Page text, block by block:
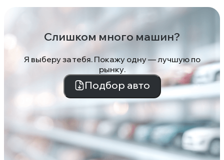
Слишком много машин?
Я выберу за тебя. Покажу одну — лучшую по
рынку.
Подбор авто